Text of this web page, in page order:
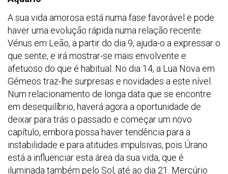
A sua vida amorosa está numa fase favorável e pode
haver uma evolução rápida numa relação recente.
Vénus em Leão, a partir do dia 9, ajuda-o a expressar o
que sente, e irá mostrar-se mais envolvente e
afetuoso do que é habitual. No dia 14, a Lua Nova em
Gémeos traz-lhe surpresas e novidades a este nível.
Num relacionamento de longa data que se encontre
em desequilíbrio, haverá agora a oportunidade de
deixar para trás o passado e começar um novo
capítulo, embora possa haver tendência para a
instabilidade e para atitudes impulsivas, pois Úrano
está a influenciar esta área da sua vida, que é
iluminada também pelo Sol, até ao dia 21. Mercúrio